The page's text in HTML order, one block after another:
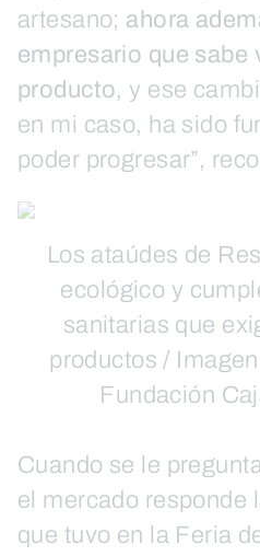
artesano; ahora
empresario que sabe
producto, y ese
en mi caso, ha sido
poder progresar”,
Los ataúdes de
ecológico y
sanitarias que
productos /
Fundación
Cuando se le
el mercado responde
que tuvo en la Feria